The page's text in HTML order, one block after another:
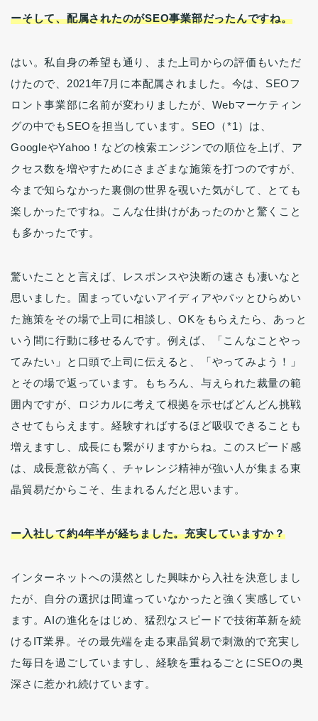
ーそして、配属されたのがSEO事業部だったんですね。
はい。私自身の希望も通り、また上司からの評価もいただ
けたので、2021年7月に本配属されました。今は、SEOフ
ロント事業部に名前が変わりましたが、Webマーケティン
グの中でもSEOを担当しています。SEO（*1）は、
GoogleやYahoo！などの検索エンジンでの順位を上げ、ア
クセス数を増やすためにさまざまな施策を打つのですが、
今まで知らなかった裏側の世界を覗いた気がして、とても
楽しかったですね。こんな仕掛けがあったのかと驚くこと
も多かったです。
驚いたことと言えば、レスポンスや決断の速さも凄いなと
思いました。固まっていないアイディアやパッとひらめい
た施策をその場で上司に相談し、OKをもらえたら、あっと
いう間に行動に移せるんです。例えば、「こんなことやっ
てみたい」と口頭で上司に伝えると、「やってみよう！」
とその場で返っています。もちろん、与えられた裁量の範
囲内ですが、ロジカルに考えて根拠を示せばどんどん挑戦
させてもらえます。経験すればするほど吸収できることも
増えますし、成長にも繋がりますからね。このスピード感
は、成長意欲が高く、チャレンジ精神が強い人が集まる東
晶貿易だからこそ、生まれるんだと思います。
ー入社して約4年半が経ちました。充実していますか？
インターネットへの漠然とした興味から入社を決意しまし
たが、自分の選択は間違っていなかったと強く実感してい
ます。AIの進化をはじめ、猛烈なスピードで技術革新を続
けるIT業界。その最先端を走る東晶貿易で刺激的で充実し
た毎日を過ごしていますし、経験を重ねるごとにSEOの奥
深さに惹かれ続けています。